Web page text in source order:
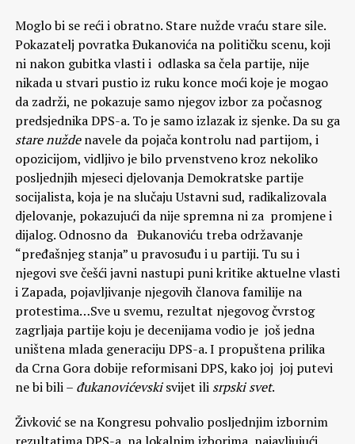
Moglo bi se reći i obratno. Stare nužde vraću stare sile.
Pokazatelj povratka Đukanovića na političku scenu, koji
ni nakon gubitka vlasti i odlaska sa čela partije, nije
nikada u stvari pustio iz ruku konce moći koje je mogao
da zadrži, ne pokazuje samo njegov izbor za počasnog
predsjednika DPS-a. To je samo izlazak iz sjenke. Da su ga
stare nuždenavele da pojača kontrolu nad partijom, i
opozicijom, vidljivo je bilo prvenstveno kroz nekoliko
posljednjih mjeseci djelovanja Demokratske partije
socijalista, koja je na slučaju Ustavni sud, radikalizovala
djelovanje, pokazujući da nije spremna ni za promjene i
dijalog. Odnosno da Đukanoviću treba održavanje
“pređašnjeg stanja” u pravosuđu i u partiji. Tu su i
njegovi sve češći javni nastupi puni kritike aktuelne vlasti
i Zapada, pojavljivanje njegovih članova familije na
protestima…Sve u svemu, rezultat njegovog čvrstog
zagrljaja partije koju je decenijama vodio je još jedna
uništena mlada generaciju DPS-a. I propuštena prilika
da Crna Gora dobije reformisani DPS, kako joj joj putevi
ne bi bili – đukanovićevskisvijet ili srpski svet.
Živković se na Kongresu pohvalio posljednjim izbornim